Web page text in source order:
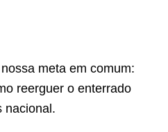
meta em comum:
reerguer o enterrado
nacional.